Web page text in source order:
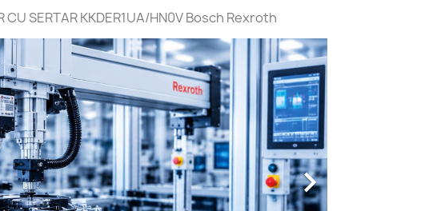
CU SERTAR KKDER1UA/HN0V Bosch Rexroth
